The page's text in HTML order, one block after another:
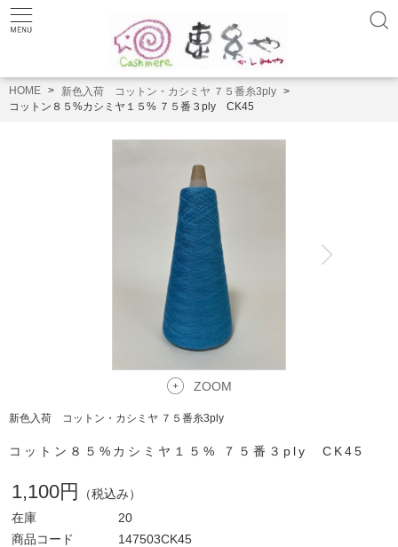
HOME
新色入荷 コットン・カシミヤ ７５番糸3ply
コットン８５%カシミヤ１５% ７５番３ply CK45
ZOOM
新色入荷 コットン・カシミヤ ７５番糸3ply
コットン８５%カシミヤ１５% ７５番３ply CK45
1,100円
（税込み）
在庫
20
商品コード
147503CK45